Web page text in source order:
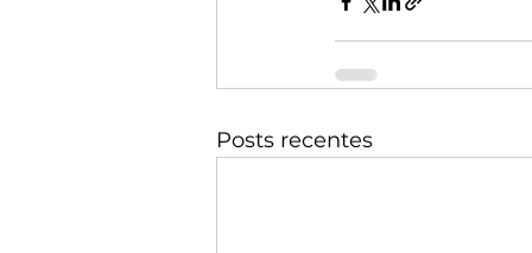
Posts recentes